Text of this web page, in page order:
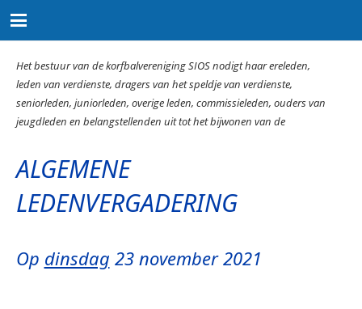
Het bestuur van de korfbalvereniging SIOS nodigt haar ereleden,
leden van verdienste, dragers van het speldje van verdienste,
seniorleden, juniorleden, overige leden, commissieleden, ouders van
jeugdleden en belangstellenden uit tot het bijwonen van de
ALGEMENE
LEDENVERGADERING
Op dinsdag 23 november 2021